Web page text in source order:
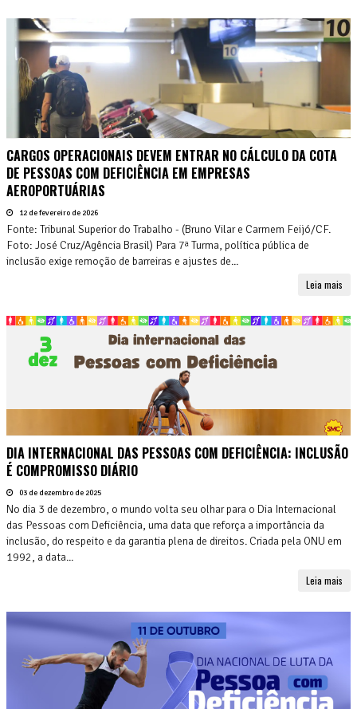
CARGOS OPERACIONAIS DEVEM ENTRAR NO CÁLCULO DA COTA
DE PESSOAS COM DEFICIÊNCIA EM EMPRESAS
AEROPORTUÁRIAS
12 de fevereiro de 2026
Fonte: Tribunal Superior do Trabalho - (Bruno Vilar e Carmem Feijó/CF.
Foto: José Cruz/Agência Brasil) Para 7ª Turma, política pública de
inclusão exige remoção de barreiras e ajustes de...
Leia mais
DIA INTERNACIONAL DAS PESSOAS COM DEFICIÊNCIA: INCLUSÃO
É COMPROMISSO DIÁRIO
03 de dezembro de 2025
No dia 3 de dezembro, o mundo volta seu olhar para o Dia Internacional
das Pessoas com Deficiência, uma data que reforça a importância da
inclusão, do respeito e da garantia plena de direitos. Criada pela ONU em
1992, a data...
Leia mais